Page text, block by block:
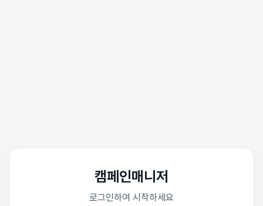
캠페인매니저
로그인하여 시작하세요